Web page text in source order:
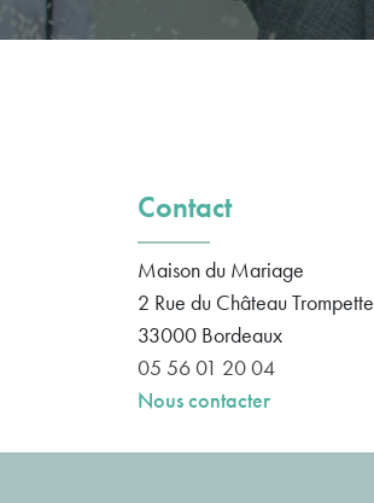
Contact
Maison du Mariage
2 Rue du Château Trompette
33000 Bordeaux
05 56 01 20 04
Nous contacter